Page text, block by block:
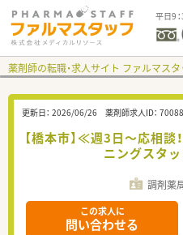
平日9
薬剤師の転職・求人サイト ファルマスタ
更新日： 2026/06/26 薬剤師求人ID：
【橋本市】≪週3日～応相
ニングスタ
調剤薬
この求人に
問い合わせる